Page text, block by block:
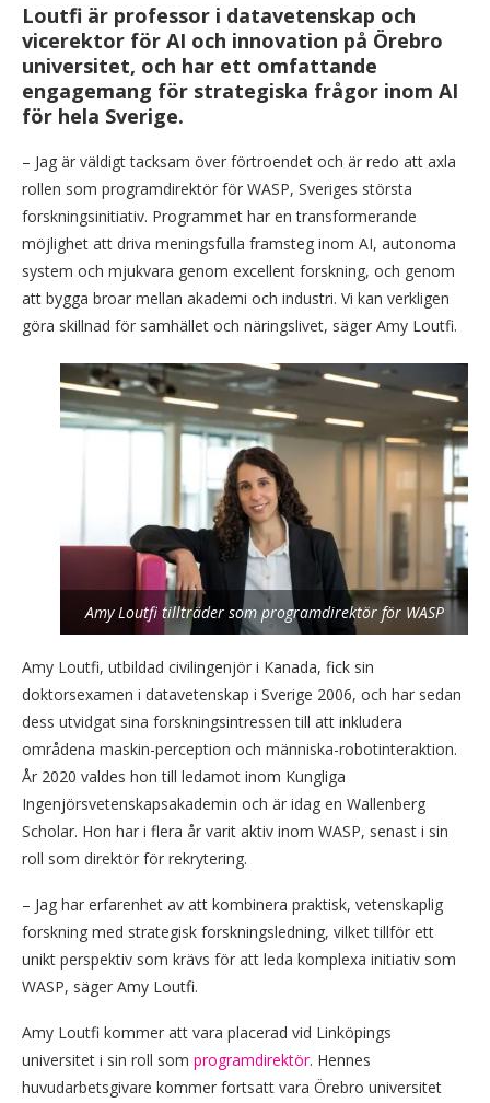
Loutfi är professor i datavetenskap och
vicerektor för AI och innovation på Örebro
universitet, och har ett omfattande
engagemang för strategiska frågor inom AI
för hela Sverige.
– Jag är väldigt tacksam över förtroendet och är redo att axla
rollen som programdirektör för WASP, Sveriges största
forskningsinitiativ. Programmet har en transformerande
möjlighet att driva meningsfulla framsteg inom AI, autonoma
system och mjukvara genom excellent forskning, och genom
att bygga broar mellan akademi och industri. Vi kan verkligen
göra skillnad för samhället och näringslivet, säger Amy Loutfi.
Amy Loutfi tillträder som programdirektör för WASP
Amy Loutfi, utbildad civilingenjör i Kanada, fick sin
doktorsexamen i datavetenskap i Sverige 2006, och har sedan
dess utvidgat sina forskningsintressen till att inkludera
områdena maskin-perception och människa-robotinteraktion.
År 2020 valdes hon till ledamot inom Kungliga
Ingenjörsvetenskapsakademin och är idag en Wallenberg
Scholar. Hon har i flera år varit aktiv inom WASP, senast i sin
roll som direktör för rekrytering.
– Jag har erfarenhet av att kombinera praktisk, vetenskaplig
forskning med strategisk forskningsledning, vilket tillför ett
unikt perspektiv som krävs för att leda komplexa initiativ som
WASP, säger Amy Loutfi.
Amy Loutfi kommer att vara placerad vid Linköpings
universitet i sin roll som programdirektör. Hennes
huvudarbetsgivare kommer fortsatt vara Örebro universitet